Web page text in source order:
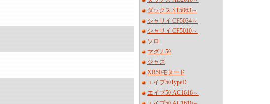
ダックス ST5063～
シャリイ CF5034～
シャリイ CF5010～
ソロ
マグナ50
ジャズ
XR50モタード
エイプ50TypeD
エイプ50 AC1616～